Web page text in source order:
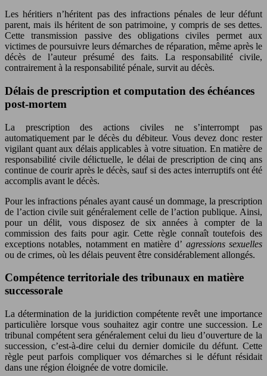
Les héritiers n’héritent pas des infractions pénales de leur défunt
parent, mais ils héritent de son patrimoine, y compris de ses dettes.
Cette transmission passive des obligations civiles permet aux
victimes de poursuivre leurs démarches de réparation, même après le
décès de l’auteur présumé des faits. La responsabilité civile,
contrairement à la responsabilité pénale, survit au décès.
Délais de prescription et computation des échéances
post-mortem
La prescription des actions civiles ne s’interrompt pas
automatiquement par le décès du débiteur. Vous devez donc rester
vigilant quant aux délais applicables à votre situation. En matière de
responsabilité civile délictuelle, le délai de prescription de cinq ans
continue de courir après le décès, sauf si des actes interruptifs ont été
accomplis avant le décès.
Pour les infractions pénales ayant causé un dommage, la prescription
de l’action civile suit généralement celle de l’action publique. Ainsi,
pour un délit, vous disposez de six années à compter de la
commission des faits pour agir. Cette règle connaît toutefois des
exceptions notables, notamment en matière d’ agressions sexuelles
ou de crimes, où les délais peuvent être considérablement allongés.
Compétence territoriale des tribunaux en matière
successorale
La détermination de la juridiction compétente revêt une importance
particulière lorsque vous souhaitez agir contre une succession. Le
tribunal compétent sera généralement celui du lieu d’ouverture de la
succession, c’est-à-dire celui du dernier domicile du défunt. Cette
règle peut parfois compliquer vos démarches si le défunt résidait
dans une région éloignée de votre domicile.